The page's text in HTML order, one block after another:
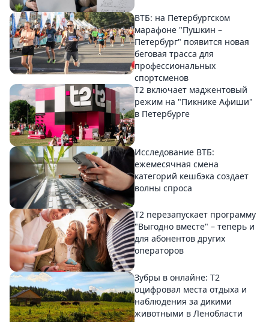
ВТБ: на Петербургском
марафоне "Пушкин –
Петербург" появится новая
беговая трасса для
профессиональных
спортсменов
Т2 включает маджентовый
режим на "Пикнике Афиши"
в Петербурге
Исследование ВТБ:
ежемесячная смена
категорий кешбэка создает
волны спроса
Т2 перезапускает программу
"Выгодно вместе" – теперь и
для абонентов других
операторов
Зубры в онлайне: Т2
оцифровал места отдыха и
наблюдения за дикими
животными в Ленобласти